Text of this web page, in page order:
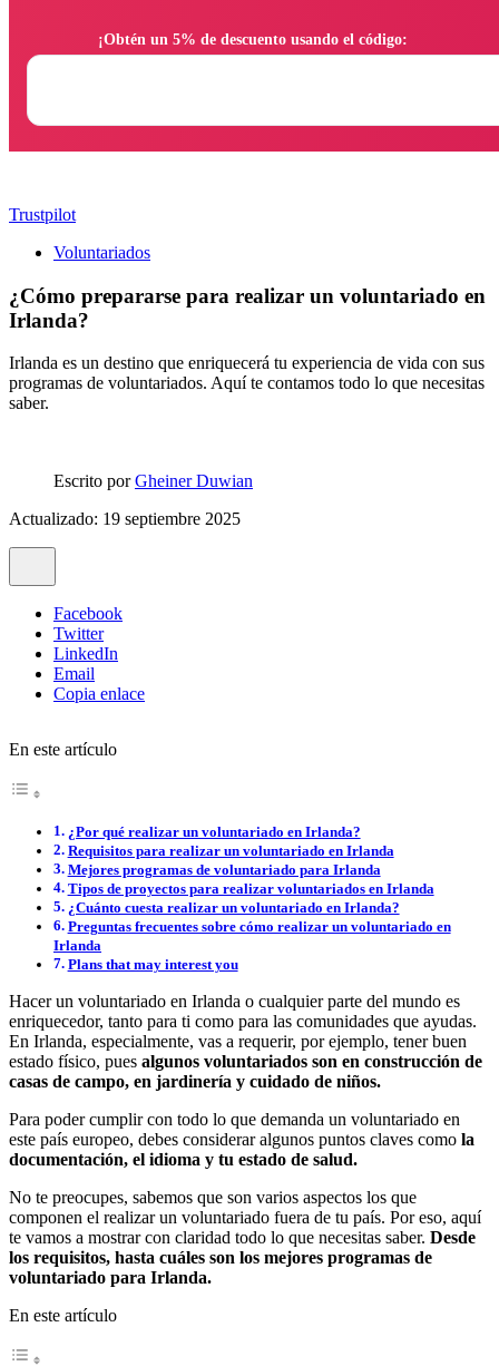
Trustpilot
Voluntariados
¿Cómo prepararse para realizar un voluntariado en
Irlanda?
Irlanda es un destino que enriquecerá tu experiencia de vida con sus
programas de voluntariados. Aquí te contamos todo lo que necesitas
saber.
Escrito porGheiner Duwian
Actualizado: 19 septiembre 2025
Facebook
Twitter
LinkedIn
Email
Copia enlace
En este artículo
¿Por qué realizar un voluntariado en Irlanda?
Requisitos para realizar un voluntariado en Irlanda
Mejores programas de voluntariado para Irlanda
Tipos de proyectos para realizar voluntariados en Irlanda
¿Cuánto cuesta realizar un voluntariado en Irlanda?
Preguntas frecuentes sobre cómo realizar un voluntariado en
Irlanda
Plans that may interest you
Hacer un voluntariado en Irlanda o cualquier parte del mundo es
enriquecedor, tanto para ti como para las comunidades que ayudas.
En Irlanda, especialmente, vas a requerir, por ejemplo, tener buen
estado físico, pues algunos voluntariados son en construcción de
casas de campo, en jardinería y cuidado de niños.
Para poder cumplir con todo lo que demanda un voluntariado en
este país europeo, debes considerar algunos puntos claves como la
documentación, el idioma y tu estado de salud.
No te preocupes, sabemos que son varios aspectos los que
componen el realizar un voluntariado fuera de tu país. Por eso, aquí
te vamos a mostrar con claridad todo lo que necesitas saber. Desde
los requisitos, hasta cuáles son los mejores programas de
voluntariado para Irlanda.
En este artículo